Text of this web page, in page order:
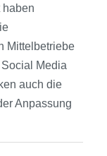
haben
Mittelbetriebe
Media
auch die
Anpassung